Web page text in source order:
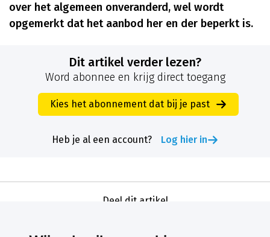
over het algemeen onveranderd, wel wordt
opgemerkt dat het aanbod her en der beperkt is.
Dit artikel verder lezen?
Word abonnee en krijg direct toegang
Kies het abonnement dat bij je past
Heb je al een account? Log hier in
Deel dit artikel